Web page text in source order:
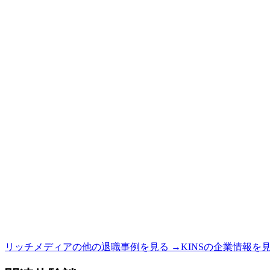
リッチメディアの他の退職事例を見る →KINSの企業情報を